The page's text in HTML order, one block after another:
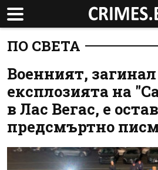
ПО СВЕТА
Военният,
експлозията на
в Лас Вегас, е
предсмъртно